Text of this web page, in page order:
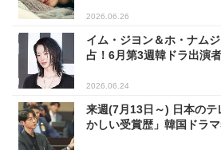
2026.06.26
イム・ジヨン＆ホ・ナム
占！6月第3週韓ドラ出演
2026.06.24
来週(7月13日～) 日本のテ
かしい受賞歴」韓国ドラ